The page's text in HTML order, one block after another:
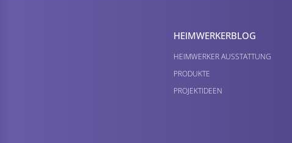
HEIMWERKER­BLOG
HEIMWERKER AUSSTATTUNG
PRODUKTE
PROJEKTIDEEN